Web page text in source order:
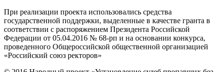
При реализации проекта использовались средства
государственной поддержки, выделенные в качестве гранта в
соответствии с распоряжением Президента Российской
Федерации от 05.04.2016 № 68-рп и на основании конкурса,
проведенного Общероссийской общественной организацией
«Российский союз ректоров»